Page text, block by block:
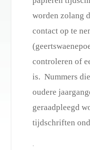
worden zolang
contact op te
controleren of
is. Nummers
oudere
geraadpleegd
tijdschriften